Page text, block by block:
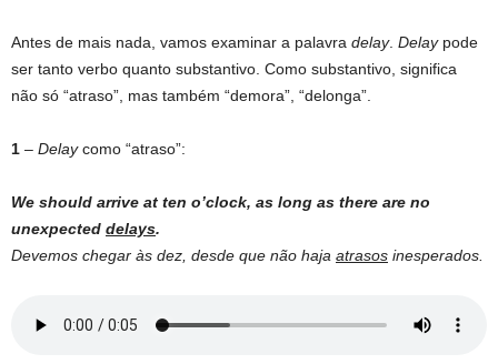
Antes de mais nada, vamos examinar a palavra delay. Delaypode
ser tanto verbo quanto substantivo. Como substantivo, significa
não só “atraso”, mas também “demora”, “delonga”.
1 – Delaycomo “atraso”:
We should arrive at ten o’clock, as long as there are no
unexpected delays.
Devemos chegar às dez, desde que não haja atrasos inesperados.